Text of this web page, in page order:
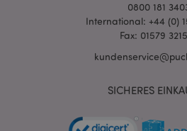
0800 181
International: +44 (0)
Fax: 01579
SICHERES
mage-messages